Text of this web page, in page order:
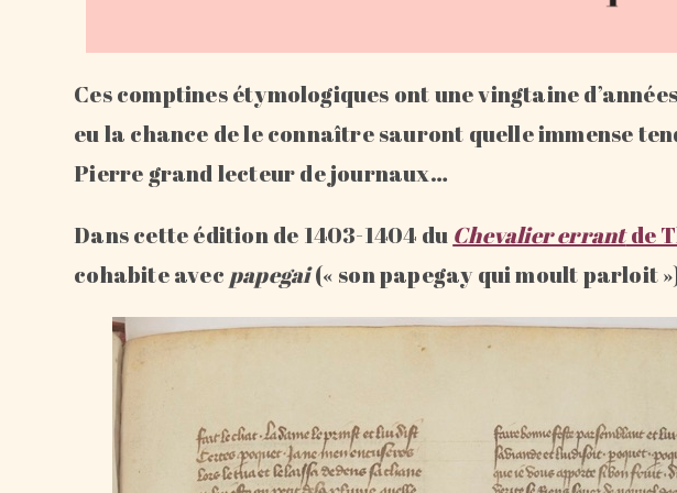
Ces comptines étymologiques ont une vingtaine
eu la chance de le connaître sauront quelle immense
Pierre grand lecteur de journaux…
Dans cette édition de 1403-1404 du Chevalier errantde
cohabite avec papegai(« son papegay qui moult parloit